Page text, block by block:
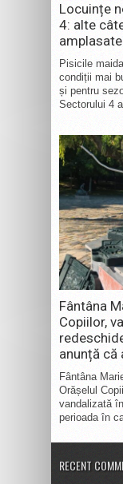
Locuințe
4: alte
Pisicile
condiții mai
și pentru
Sectorului 4
Fântâna
Copiilor,
anunță că
Fântâna
Orășelul
vandalizată
perioada în
RECENT